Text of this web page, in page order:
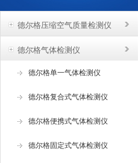
德尔格压缩空气质量检测仪
德尔格气体检测仪
德尔格单一气体检测仪
德尔格复合式气体检测仪
德尔格便携式气体检测仪
德尔格固定式气体检测仪